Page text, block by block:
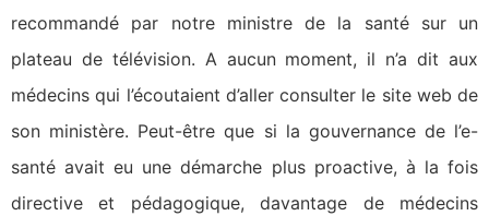
recommandé par notre ministre de la santé sur un
plateau de télévision. A aucun moment, il n’a dit aux
médecins qui l’écoutaient d’aller consulter le site web de
son ministère. Peut-être que si la gouvernance de l’e-
santé avait eu une démarche plus proactive, à la fois
directive et pédagogique, davantage de médecins